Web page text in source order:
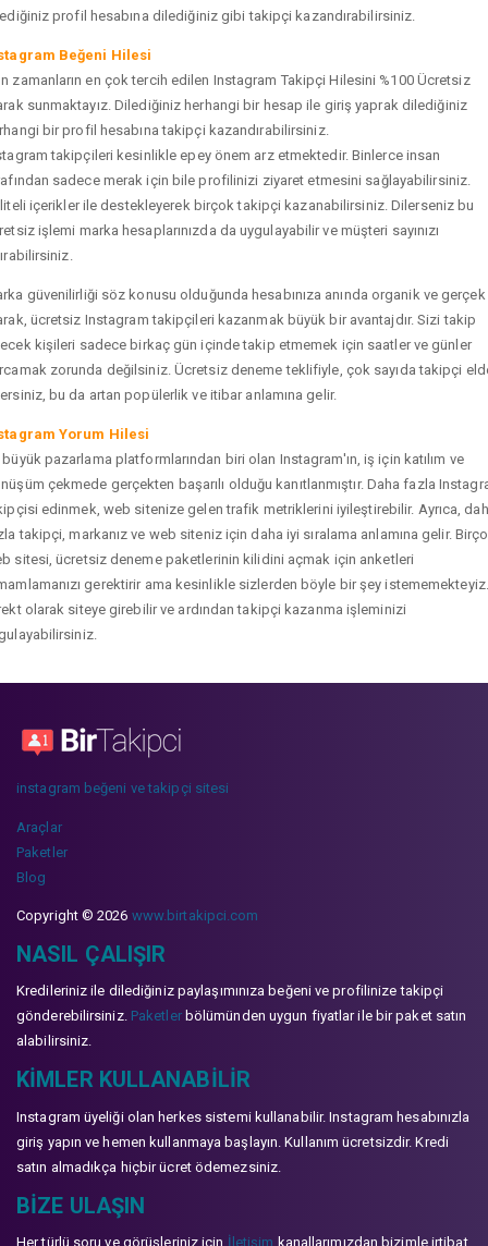
profil hesabına dilediğiniz gibi takipçi kazandırabilirsiniz.
Beğeni Hilesi
zamanların en çok tercih edilen Instagram Takipçi Hilesini %100 Ücretsiz
sunmaktayız. Dilediğiniz herhangi bir hesap ile giriş yaprak dilediğiniz
bir profil hesabına takipçi kazandırabilirsiniz.
takipçileri kesinlikle epey önem arz etmektedir. Binlerce insan
sadece merak için bile profilinizi ziyaret etmesini sağlayabilirsiniz.
içerikler ile destekleyerek birçok takipçi kazanabilirsiniz. Dilerseniz bu
işlemi marka hesaplarınızda da uygulayabilir ve müşteri sayınızı
güvenilirliği söz konusu olduğunda hesabınıza anında organik ve gerçek
ücretsiz Instagram takipçileri kazanmak büyük bir avantajdır. Sizi takip
kişileri sadece birkaç gün içinde takip etmemek için saatler ve günler
zorunda değilsiniz. Ücretsiz deneme teklifiyle, çok sayıda takipçi
bu da artan popülerlik ve itibar anlamına gelir.
Yorum Hilesi
büyük pazarlama platformlarından biri olan Instagram'ın, iş için katılım ve
çekmede gerçekten başarılı olduğu kanıtlanmıştır. Daha fazla
edinmek, web sitenize gelen trafik metriklerini iyileştirebilir. Ayrıca,
takipçi, markanız ve web siteniz için daha iyi sıralama anlamına gelir.
sitesi, ücretsiz deneme paketlerinin kilidini açmak için anketleri
gerektirir ama kesinlikle sizlerden böyle bir şey istememekteyiz.
olarak siteye girebilir ve ardından takipçi kazanma işleminizi
instagram beğeni ve takipçi sitesi
Araçlar
Paketler
Blog
Copyright © 2026 www.birtakipci.com
NASIL ÇALIŞIR
Kredileriniz ile dilediğiniz paylaşımınıza beğeni ve profilinize takipçi
gönderebilirsiniz. Paketlerbölümünden uygun fiyatlar ile bir paket satın
alabilirsiniz.
KIMLER KULLANABILIR
Instagram üyeliği olan herkes sistemi kullanabilir. Instagram hesabınızla
giriş yapın ve hemen kullanmaya başlayın. Kullanım ücretsizdir. Kredi
satın almadıkça hiçbir ücret ödemezsiniz.
BIZE ULAŞIN
Her türlü soru ve görüşleriniz için İletişim kanallarımızdan bizimle irtibat